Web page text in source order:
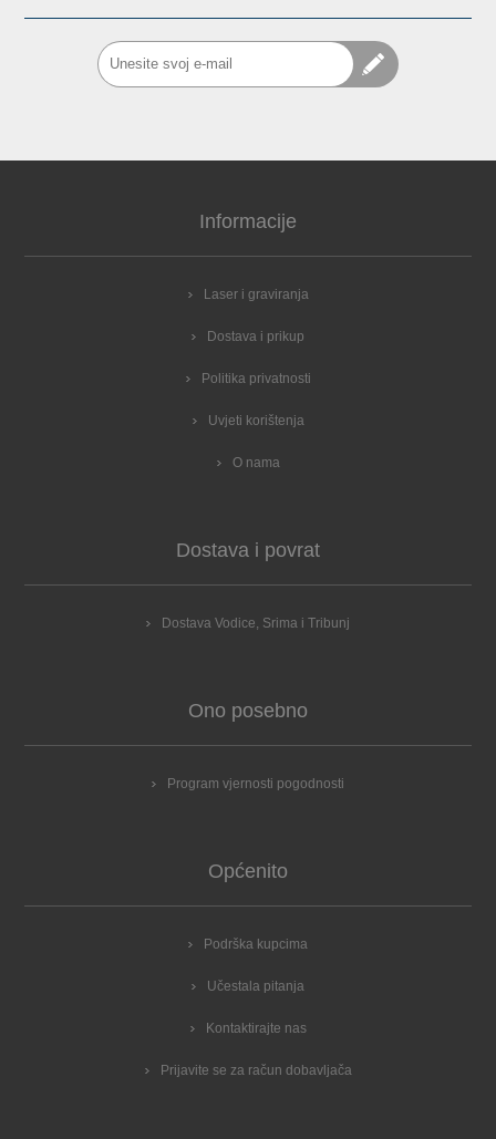
Informacije
Laser i graviranja
Dostava i prikup
Politika privatnosti
Uvjeti korištenja
O nama
Dostava i povrat
Dostava Vodice, Srima i Tribunj
Ono posebno
Program vjernosti pogodnosti
Općenito
Podrška kupcima
Učestala pitanja
Kontaktirajte nas
Prijavite se za račun dobavljača